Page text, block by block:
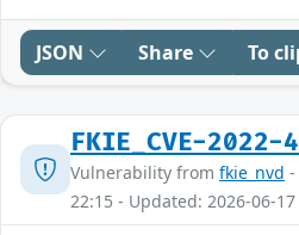
JSON Share To
FKIE_CVE-2022-
Vulnerability from fkie_nvd -
22:15 - Updated: 2026-06-17